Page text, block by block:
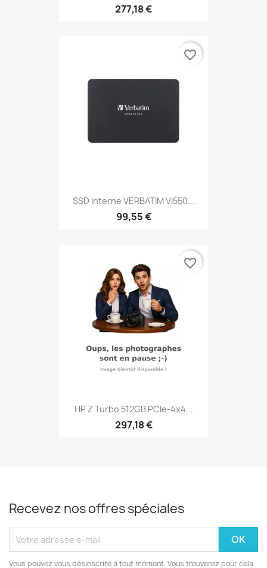
277,18 €
SSD Interne VERBATIM Vi550...
99,55 €
favorite_border
HP Z Turbo 512GB PCIe-4x4...
297,18 €
favorite_border
Recevez nos offres spéciales
Vous pouvez vous désinscrire à tout moment. Vous trouverez pour cela